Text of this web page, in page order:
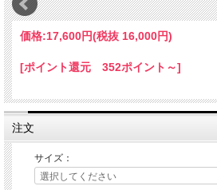
価格:17,600円(税抜 16,000円)
[ポイント還元 352ポイント～]
注文
サイズ：